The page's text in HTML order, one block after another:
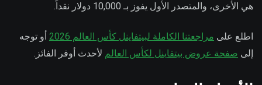
هي الأخرى، والمتصدر الأول يفوز بـ 10,000 دولار نقداً.
اطلع على مراجعتنا الكاملة لبيتفاينل كأس العالم 2026
أو توجه
إلى صفحة عروض بيتفاينل لكأس العالم لأحدث أوفر الفائز.